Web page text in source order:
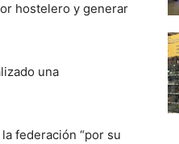
hostelero y generar
una
federación “por su